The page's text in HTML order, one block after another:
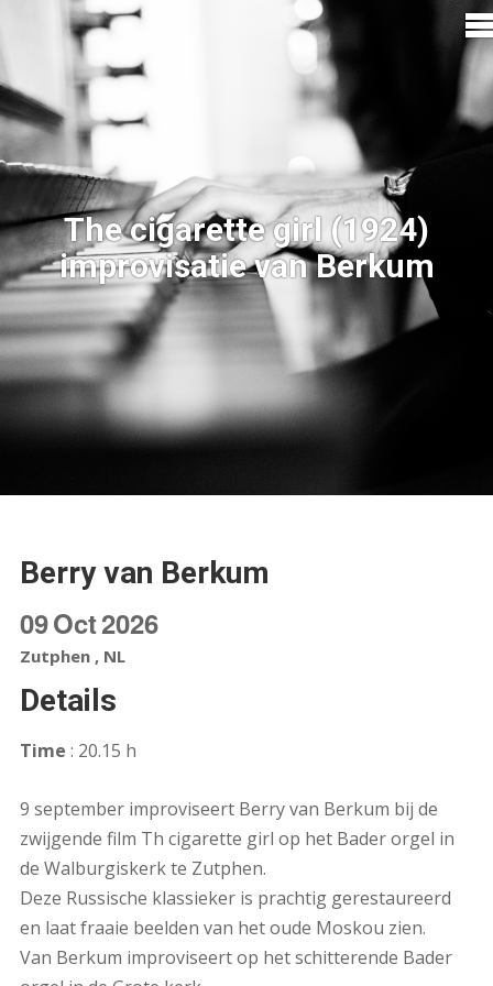
The cigarette girl (1924)
improvisatie van Berkum
Berry van Berkum
09Oct2026
Zutphen , NL
Details
Time : 20.15 h
9 september improviseert Berry van Berkum bij de
zwijgende film Th cigarette girl op het Bader orgel in
de Walburgiskerk te Zutphen.
Deze Russische klassieker is prachtig gerestaureerd
en laat fraaie beelden van het oude Moskou zien.
Van Berkum improviseert op het schitterende Bader